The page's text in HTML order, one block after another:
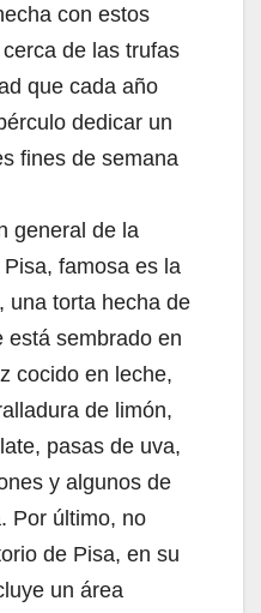
con estos
de las trufas
que cada año
dedicar un
fines de semana
general de la
famosa es la
una torta hecha de
está sembrado en
cocido en leche,
de limón,
pasas de uva,
y algunos de
Por último, no
de Pisa, en su
un área